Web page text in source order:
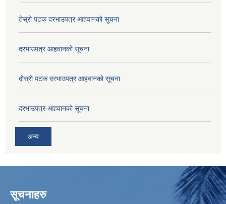
तेस्रो पटक दरभाउपत्र आहवानको सूचना
दरभाउपत्र आहवानको सूचना
दोस्रो पटक दरभाउपत्र आहवानको सूचना
दरभाउपत्र आहवानको सूचना
अन्य
सूचनाहरु